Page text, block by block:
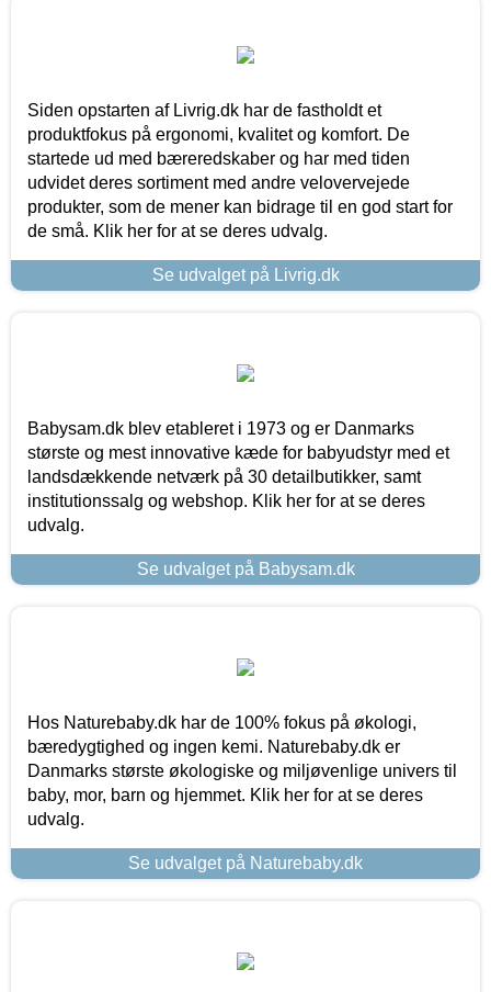
Siden opstarten af Livrig.dk har de fastholdt et
produktfokus på ergonomi, kvalitet og komfort. De
startede ud med bæreredskaber og har med tiden
udvidet deres sortiment med andre velovervejede
produkter, som de mener kan bidrage til en god start for
de små. Klik her for at se deres udvalg.
Se udvalget på Livrig.dk
Babysam.dk blev etableret i 1973 og er Danmarks
største og mest innovative kæde for babyudstyr med et
landsdækkende netværk på 30 detailbutikker, samt
institutionssalg og webshop. Klik her for at se deres
udvalg.
Se udvalget på Babysam.dk
Hos Naturebaby.dk har de 100% fokus på økologi,
bæredygtighed og ingen kemi. Naturebaby.dk er
Danmarks største økologiske og miljøvenlige univers til
baby, mor, barn og hjemmet. Klik her for at se deres
udvalg.
Se udvalget på Naturebaby.dk